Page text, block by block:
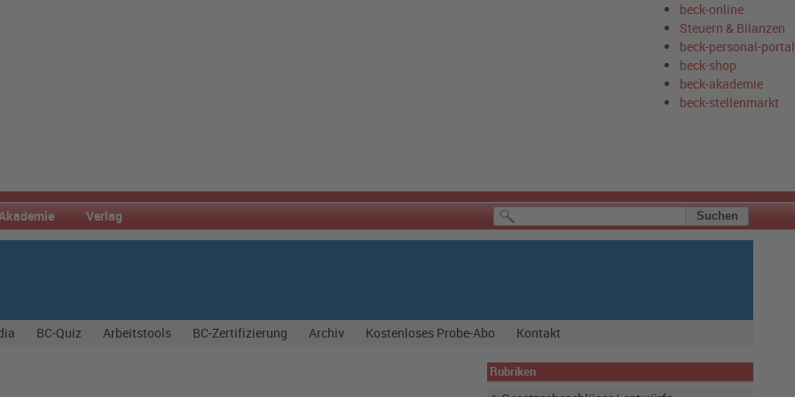
beck-online
Steuern & Bilanzen
beck-personal-portal
beck-shop
beck-akademie
beck-stellenmarkt
Verlag
BC-Quiz Arbeitstools BC-Zertifizierung Archiv Kostenloses Probe-Abo Kontakt
Rubriken